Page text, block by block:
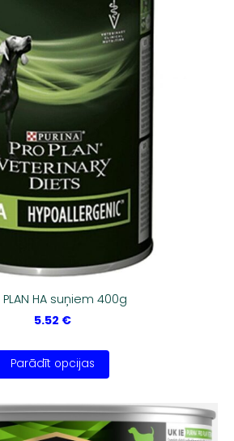
PLAN HA suņiem 400g
5.52 €
Parādīt opcijas